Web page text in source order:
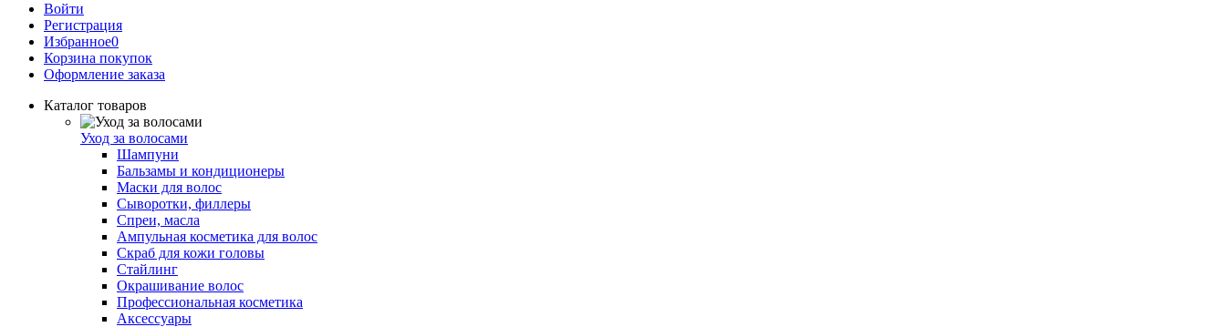
Войти
Регистрация
Избранное0
Корзина покупок
Оформление заказа
Каталог товаров
Уход за волосами
Шампуни
Бальзамы и кондиционеры
Маски для волос
Сыворотки, филлеры
Спреи, масла
Ампульная косметика для волос
Скраб для кожи головы
Стайлинг
Окрашивание волос
Профессиональная косметика
Аксессуары